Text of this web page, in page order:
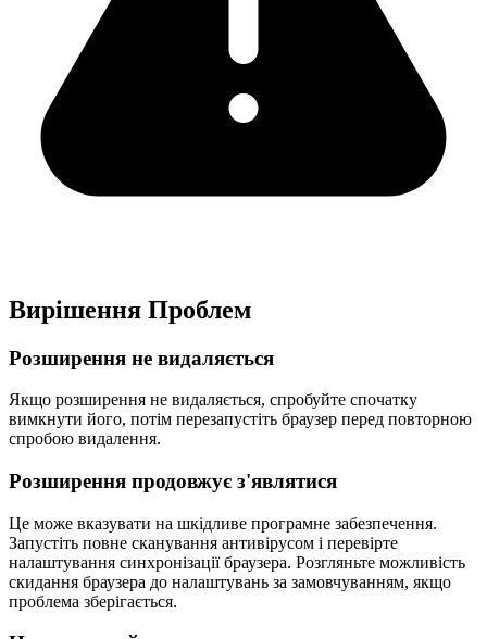
Вирішення Проблем
Розширення не видаляється
Якщо розширення не видаляється, спробуйте спочатку
вимкнути його, потім перезапустіть браузер перед повторною
спробою видалення.
Розширення продовжує з'являтися
Це може вказувати на шкідливе програмне забезпечення.
Запустіть повне сканування антивірусом і перевірте
налаштування синхронізації браузера. Розгляньте можливість
скидання браузера до налаштувань за замовчуванням, якщо
проблема зберігається.